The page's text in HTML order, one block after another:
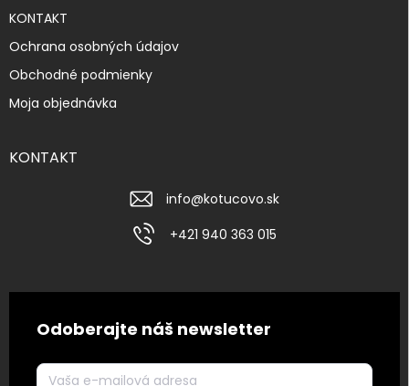
KONTAKT
Ochrana osobných údajov
Obchodné podmienky
Moja objednávka
KONTAKT
info@kotucovo.sk
+421 940 363 015
Odoberajte náš newsletter